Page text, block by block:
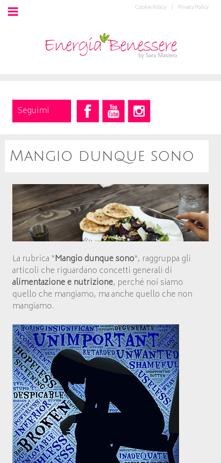
Privacy Policy
Cookie Policy /
Seguimi
Mangio dunque sono
La rubrica “Mangio dunque sono“, raggruppa gli
articoli che riguardano concetti generali di
alimentazione e nutrizione, perché noi siamo
quello che mangiamo, ma anche quello che non
mangiamo.